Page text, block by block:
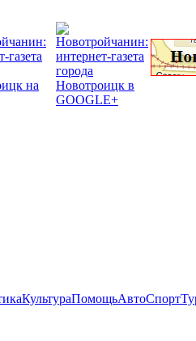
КультураПомощьАвтоСпорт